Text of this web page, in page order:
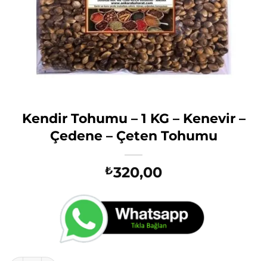
Kendir Tohumu – 1 KG – Kenevir –
Çedene – Çeten Tohumu
₺320,00